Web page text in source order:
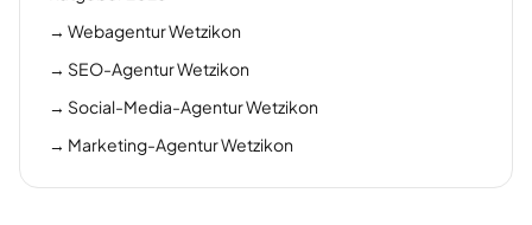
→ Webagentur Wetzikon
→ SEO-Agentur Wetzikon
→ Social-Media-Agentur Wetzikon
→ Marketing-Agentur Wetzikon